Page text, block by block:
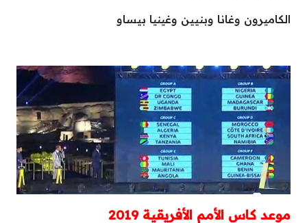
الكاميرون وغانا وبنيين وغينيا بيساو
موعد كاس الأمم الأفريقية2019